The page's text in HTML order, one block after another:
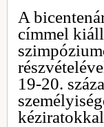
A
címmel
19-20.